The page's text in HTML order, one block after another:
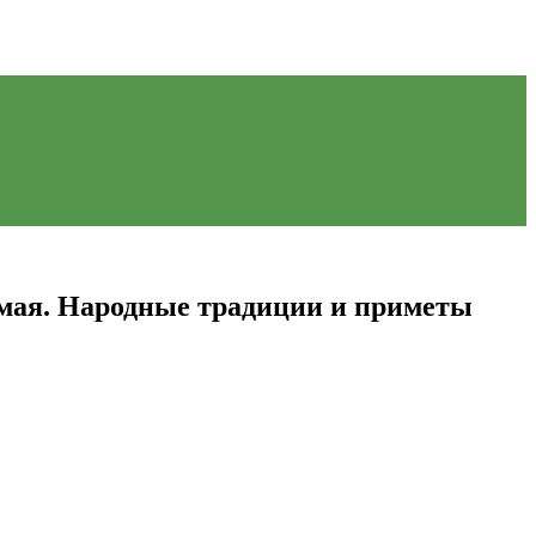
Народные традиции и приметы